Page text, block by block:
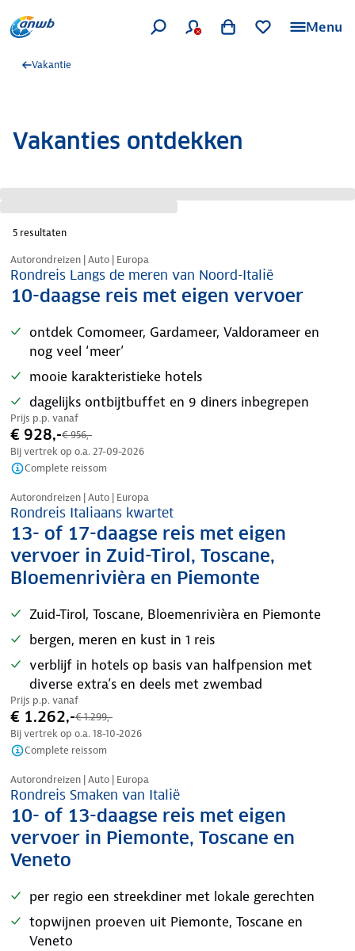
Menu
Vakantie
Vakanties ontdekken
5 resultaten
Nazomer korting
Autorondreizen | Auto | Europa
Rondreis Langs de meren van Noord-Italië
10-daagse reis met eigen vervoer
ontdek Comomeer, Gardameer, Valdorameer en
nog veel ‘meer’
mooie karakteristieke hotels
dagelijks ontbijtbuffet en 9 diners inbegrepen
Prijs p.p. vanaf
€ 928,-€ 956,-
Bij vertrek op o.a. 27-09-2026
Complete reissom
Nazomer korting
Autorondreizen | Auto | Europa
Rondreis Italiaans kwartet
13- of 17-daagse reis met eigen
vervoer in Zuid-Tirol, Toscane,
Bloemenrivièra en Piemonte
Zuid-Tirol, Toscane, Bloemenrivièra en Piemonte
bergen, meren en kust in 1 reis
verblijf in hotels op basis van halfpension met
diverse extra’s en deels met zwembad
Prijs p.p. vanaf
€ 1.262,-€ 1.299,-
Bij vertrek op o.a. 18-10-2026
Complete reissom
Nazomer korting
Autorondreizen | Auto | Europa
Rondreis Smaken van Italië
10- of 13-daagse reis met eigen
vervoer in Piemonte, Toscane en
Veneto
per regio een streekdiner met lokale gerechten
topwijnen proeven uit Piemonte, Toscane en
Veneto